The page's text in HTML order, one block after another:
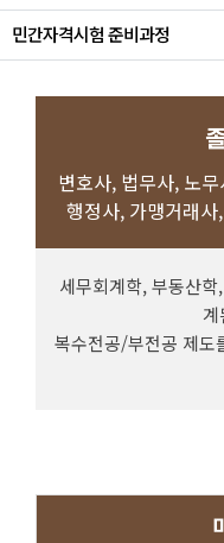
민간자격시험 준비과정
변호사, 법무사, 노
행정사, 가맹거래
세무회계학, 부동산
복수전공/부전공 제도